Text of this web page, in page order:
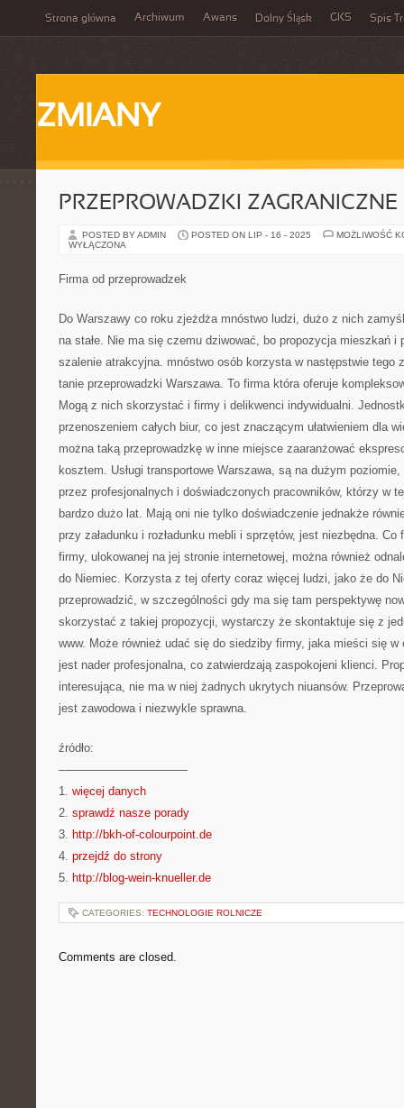
Strona główna Archiwum Awans Dolny Śląsk GKS Spis
ZMIANY
PRZEPROWADZKI ZAGRANICZNE
POSTED BY ADMIN POSTED ON LIP - 16 - 2025
MOŻLIWOŚĆ
WYŁĄCZONA
Firma od przeprowadzek
Do Warszawy co roku zjeżdża mnóstwo ludzi, dużo z nich
na stałe. Nie ma się czemu dziwować, bo propozycja mieszkań
szalenie atrakcyjna. mnóstwo osób korzysta w następstwie tego
tanie przeprowadzki Warszawa. To firma która oferuje
Mogą z nich skorzystać i firmy i delikwenci indywidualni.
przenoszeniem całych biur, co jest znaczącym ułatwieniem dla
można taką przeprowadzkę w inne miejsce zaaranżować
kosztem. Usługi transportowe Warszawa, są na dużym
przez profesjonalnych i doświadczonych pracowników, którzy w
bardzo dużo lat. Mają oni nie tylko doświadczenie jednakże
przy załadunku i rozładunku mebli i sprzętów, jest niezbędna.
firmy, ulokowanej na jej stronie internetowej, można również
do Niemiec. Korzysta z tej oferty coraz więcej ludzi, jako że do
przeprowadzić, w szczególności gdy ma się tam perspektywę
skorzystać z takiej propozycji, wystarczy że skontaktuje się z
www. Może również udać się do siedziby firmy, jaka mieści się w
jest nader profesjonalna, co zatwierdzają zaspokojeni klienci.
interesująca, nie ma w niej żadnych ukrytych niuansów.
jest zawodowa i niezwykle sprawna.
źródło:
———————————
1. więcej danych
2. sprawdź nasze porady
3. http://bkh-of-colourpoint.de
4. przejdź do strony
5. http://blog-wein-knueller.de
CATEGORIES: TECHNOLOGIE ROLNICZE
Comments are closed.